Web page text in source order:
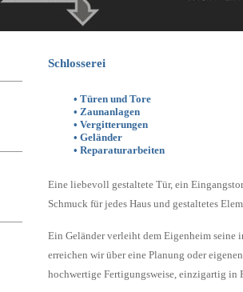
Schlosserei
• Türen und Tore
• Zaunanlagen
• Vergitterungen
• Geländer
• Reparaturarbeiten
Eine liebevoll gestaltete Tür, ein
Schmuck für jedes Haus und gestaltetes
Ein Geländer verleiht dem Eigenheim seine
erreichen wir über eine Planung oder
hochwertige Fertigungsweise, einzigartig in